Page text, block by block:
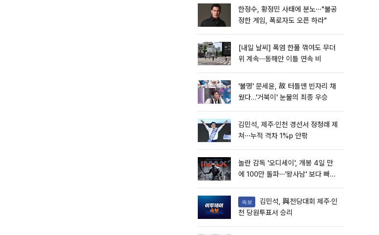
한정수, 황정민 사태에 분노⋯"불공
정한 게임, 폭로자도 오픈 하라"
[내일 날씨] 폭염 한풀 꺾여도 무더
위 계속⋯동해안 이틀 연속 비
'불명' 문세윤, 故 터틀맨 빈자리 채
웠다…'거북이' 눈물의 최종 우승
김민석, 제주·인천 경선서 정청래 제
쳐⋯누적 격차 1%p 안팎
놀란 감독 '오디세이', 개봉 4일 만
에 100만 돌파⋯'왕사남' 보다 빠르
속보
천 당원투표서 승리